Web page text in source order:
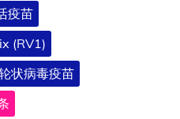
疫苗
(RV1)
状病毒疫苗